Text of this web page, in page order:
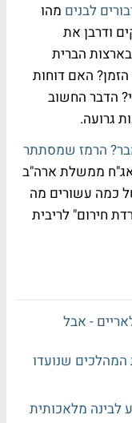
לבנים מהו
ודרבן את
הברית
האם דוחות
הדבר החשוב
גרועה.
הרמז שמסתתר
אג"ח ממשלת ארה"ב
כמה עשורים מה
חירום" לריבית
- אבל
שנועדו
לבינה מלאכותית